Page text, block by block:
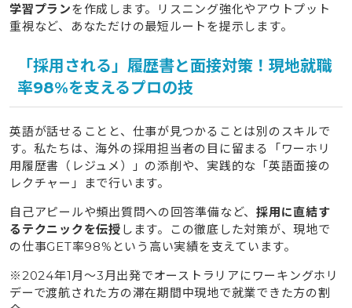
学習プランを作成します。リスニング強化やアウトプット
重視など、あなただけの最短ルートを提示します。
「採用される」履歴書と面接対策！現地就職
率98%を支えるプロの技
英語が話せることと、仕事が見つかることは別のスキルで
す。私たちは、海外の採用担当者の目に留まる「ワーホリ
用履歴書（レジュメ）」の添削や、実践的な「英語面接の
レクチャー」まで行います。
自己アピールや頻出質問への回答準備など、 採用に直結す
るテクニックを伝授 します。この徹底した対策が、現地で
の仕事GET率98%という高い実績を支えています。
※2024年1月〜3月出発でオーストラリアにワーキングホリ
デーで渡航された方の滞在期間中現地で就業できた方の割